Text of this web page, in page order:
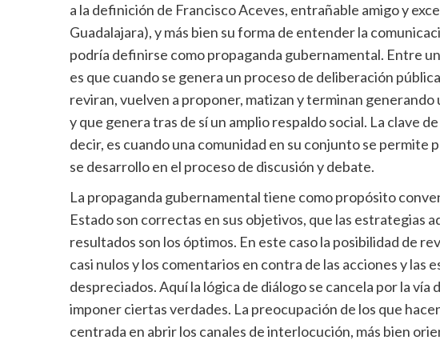
a la definición de Francisco Aceves, entrañable amigo y
Guadalajara), y más bien su forma de entender la
podría definirse como propaganda gubernamental. Entre
es que cuando se genera un proceso de deliberación
reviran, vuelven a proponer, matizan y terminan
y que genera tras de sí un amplio respaldo social. La clave
decir, es cuando una comunidad en su conjunto se permite
se desarrollo en el proceso de discusión y debate.
La propaganda gubernamental tiene como propósito
Estado son correctas en sus objetivos, que las estrategias
resultados son los óptimos. En este caso la posibilidad de
casi nulos y los comentarios en contra de las acciones y las
despreciados. Aquí la lógica de diálogo se cancela por la
imponer ciertas verdades. La preocupación de los que
centrada en abrir los canales de interlocución, más bien